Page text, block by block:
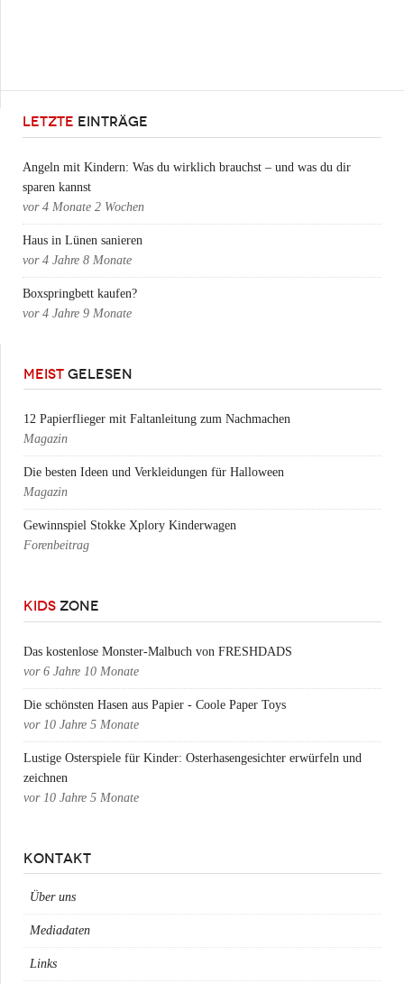
LETZTE EINTRÄGE
Angeln mit Kindern: Was du wirklich brauchst – und was du dir
sparen kannst
vor 4 Monate 2 Wochen
Haus in Lünen sanieren
vor 4 Jahre 8 Monate
Boxspringbett kaufen?
vor 4 Jahre 9 Monate
MEIST GELESEN
12 Papierflieger mit Faltanleitung zum Nachmachen
Magazin
Die besten Ideen und Verkleidungen für Halloween
Magazin
Gewinnspiel Stokke Xplory Kinderwagen
Forenbeitrag
KIDS ZONE
Das kostenlose Monster-Malbuch von FRESHDADS
vor 6 Jahre 10 Monate
Die schönsten Hasen aus Papier - Coole Paper Toys
vor 10 Jahre 5 Monate
Lustige Osterspiele für Kinder: Osterhasengesichter erwürfeln und
zeichnen
vor 10 Jahre 5 Monate
KONTAKT
Über uns
Mediadaten
Links